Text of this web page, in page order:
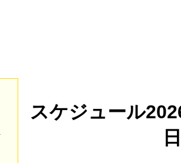
スケジュール